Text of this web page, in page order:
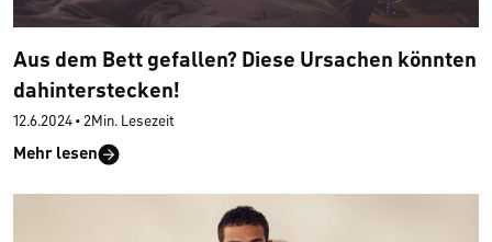
Aus dem Bett gefallen? Diese Ursachen könnten
dahinterstecken!
12.6.2024 • 2Min. Lesezeit
Mehr lesen